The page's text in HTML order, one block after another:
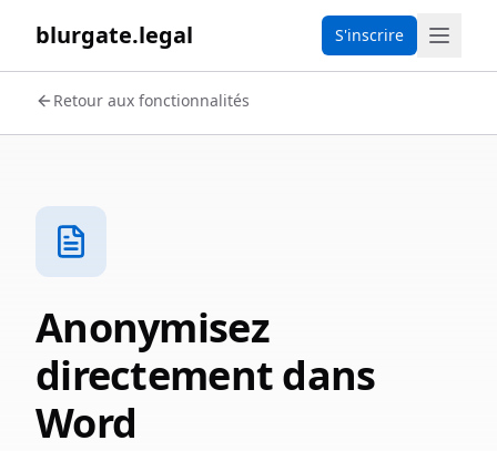
blurgate.legal S'inscrire
Retour aux fonctionnalités
Anonymisez
directement dans
Word